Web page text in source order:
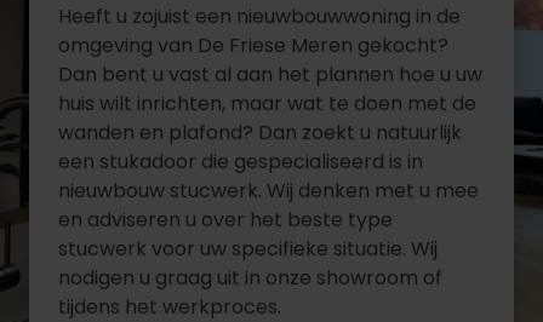
Heeft u zojuist een nieuwbouwwoning in de
omgeving van De Friese Meren gekocht?
Dan bent u vast al aan het plannen hoe u uw
huis wilt inrichten, maar wat te doen met de
wanden en plafond? Dan zoekt u natuurlijk
een stukadoor die gespecialiseerd is in
nieuwbouw stucwerk. Wij denken met u mee
en adviseren u over het beste type
stucwerk voor uw specifieke situatie. Wij
nodigen u graag uit in onze showroom of
tijdens het werkproces.